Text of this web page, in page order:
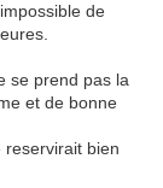
de
se prend pas la
et de bonne
bien